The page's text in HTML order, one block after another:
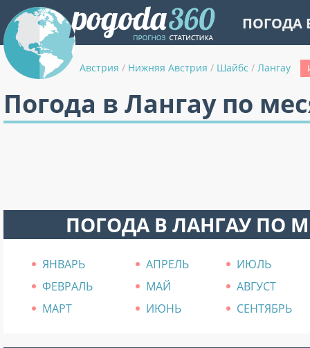
ПОГОДА
Австрия / Нижняя Австрия / Шайбс / Лангау
Погода в Лангау по
ПОГОДА В ЛАНГАУ ПО
ЯНВАРЬ АПРЕЛЬ
ИЮЛЬ
ФЕВРАЛЬ
МАЙ
АВГУСТ
МАРТ
ИЮНЬ СЕНТЯБРЬ